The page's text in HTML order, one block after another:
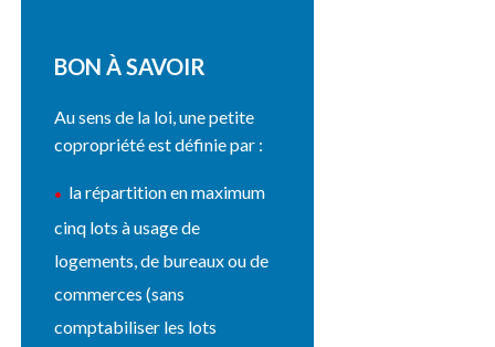
BON À SAVOIR
Au sens de la loi, une petite
copropriété est définie par :
la répartition en maximum
cinq lots à usage de
logements, de bureaux ou de
commerces (sans
comptabiliser les lots